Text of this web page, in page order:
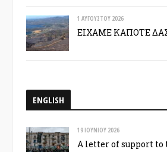
1 ΑΥΓΟΎΣΤΟΥ 2026
ΕΙΧΑΜΕ ΚΑΠΟΤΕ
ENGLISH
19 ΙΟΥΝΊΟΥ 2026
A letter of support